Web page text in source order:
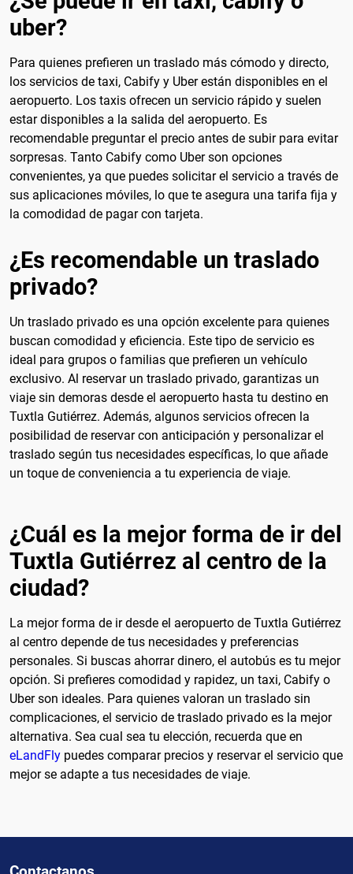
uber?
Para quienes prefieren un traslado más cómodo y directo,
los servicios de taxi, Cabify y Uber están disponibles en el
aeropuerto. Los taxis ofrecen un servicio rápido y suelen
estar disponibles a la salida del aeropuerto. Es
recomendable preguntar el precio antes de subir para evitar
sorpresas. Tanto Cabify como Uber son opciones
convenientes, ya que puedes solicitar el servicio a través de
sus aplicaciones móviles, lo que te asegura una tarifa fija y
la comodidad de pagar con tarjeta.
¿Es recomendable un traslado
privado?
Un traslado privado es una opción excelente para quienes
buscan comodidad y eficiencia. Este tipo de servicio es
ideal para grupos o familias que prefieren un vehículo
exclusivo. Al reservar un traslado privado, garantizas un
viaje sin demoras desde el aeropuerto hasta tu destino en
Tuxtla Gutiérrez. Además, algunos servicios ofrecen la
posibilidad de reservar con anticipación y personalizar el
traslado según tus necesidades específicas, lo que añade
un toque de conveniencia a tu experiencia de viaje.
¿Cuál es la mejor forma de ir del
Tuxtla Gutiérrez al centro de la
ciudad?
La mejor forma de ir desde el aeropuerto de Tuxtla Gutiérrez
al centro depende de tus necesidades y preferencias
personales. Si buscas ahorrar dinero, el autobús es tu mejor
opción. Si prefieres comodidad y rapidez, un taxi, Cabify o
Uber son ideales. Para quienes valoran un traslado sin
complicaciones, el servicio de traslado privado es la mejor
alternativa. Sea cual sea tu elección, recuerda que en
eLandFly puedes comparar precios y reservar el servicio que
mejor se adapte a tus necesidades de viaje.